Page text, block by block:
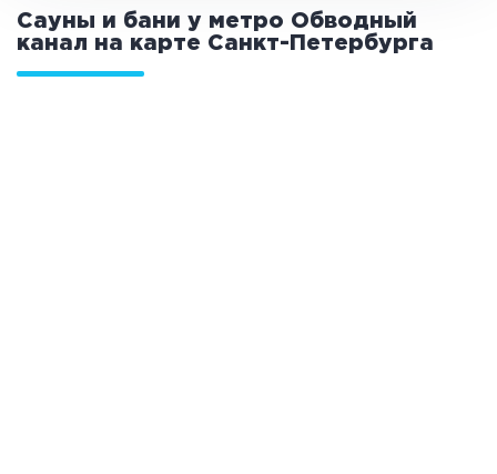
Сауны и бани у метро Обводный
канал на карте Санкт-Петербурга